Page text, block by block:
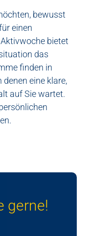
bewusst
einen
bietet
das
finden in
eine klare,
auf Sie wartet.
gerne!